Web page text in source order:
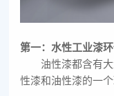
第一：水性工业漆
油性漆都含有大
性漆和油性漆的一